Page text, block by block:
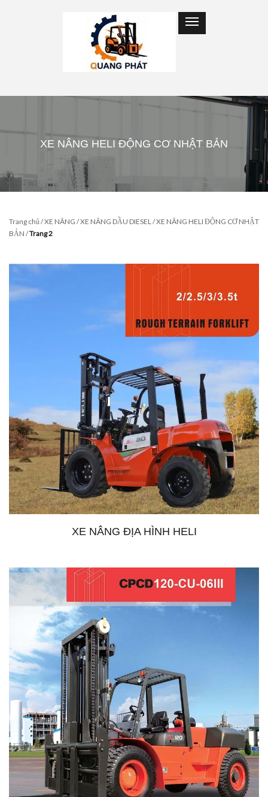
XE NÂNG HELI ĐỘNG CƠ NHẬT BẢN
Trang chủ/XE NÂNG /XE NÂNG DẦU DIESEL/XE NÂNG HELI ĐỘNG CƠ NHẬT
BẢN /Trang 2
XE NÂNG ĐỊA HÌNH HELI